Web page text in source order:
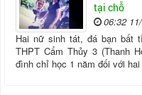
tại chỗ
06:32
Hai nữ sinh tát, đá bạn bất
THPT Cẩm Thủy 3 (Thanh
đình chỉ học 1 năm đối với